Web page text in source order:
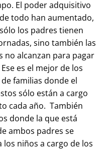
El poder adquisitivo
todo han aumentado,
los padres tienen
sino también las
no alcanzan para pagar
es el mejor de los
familias donde el
sólo están a cargo
cada año. También
donde la que está
ambos padres se
niños a cargo de los